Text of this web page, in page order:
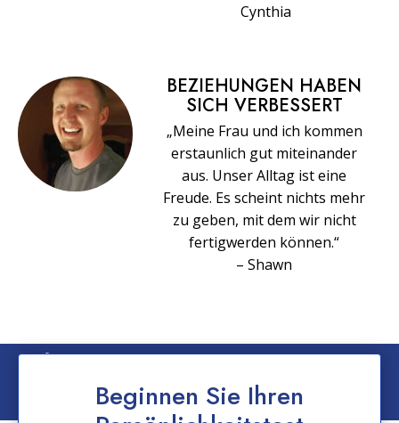
Beginnen Sie Ihren
Cynthia
BEZIEHUNGEN HABEN
SICH VERBESSERT
„Meine Frau und ich kommen
erstaunlich gut miteinander
aus. Unser Alltag ist eine
Freude. Es scheint nichts mehr
zu geben, mit dem wir nicht
fertigwerden können.“
– Shawn
Erklärung